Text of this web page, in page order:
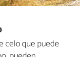
celo que puede